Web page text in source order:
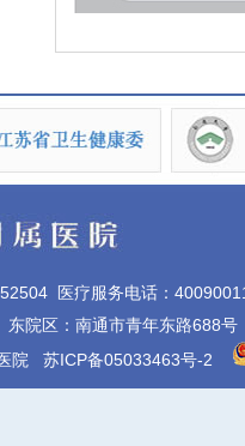
医疗服务电话：
院区：南通市青年东路688号
院 苏ICP备05033463号-2